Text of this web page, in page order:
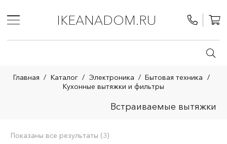
IKEANADOM.RU
Главная / Каталог / Электроника / Бытовая техника /
Кухонные вытяжки и фильтры
Встраиваемые вытяжки
Показаны все результаты (3)